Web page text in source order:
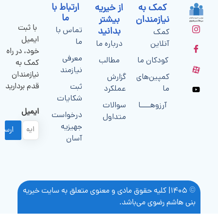
کمک به
نیازمندان
کمک
آنلاین
کودکان ما
کمپین‌های
آرزوهــــا
از خیریه
بیشتر
بدانید
درباره ما
مطالب
گزارش
عملکرد
سوالات
متداول
ارتباط با
تماس با
معرفی
نیازمند
شکایات
درخواست
جهیزیه
آسان
با ثبت
ایمیل
خود، در راه
کمک به
نیازمندان
قدم بردارید
ایمیل
© ۱۴۰۵| کلیه حقوق مادی و معنوی متعلق به سایت خیریه
بنی هاشم رضوی می‌باشد.